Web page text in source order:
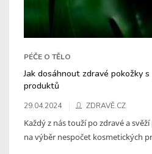
PÉČE O TĚLO
Jak dosáhnout zdravé pokožky
produktů
29.04.2024 ZDRAVĚ.CZ
Každý z nás touží po zdravé a
na výběr nespočet kosmetických